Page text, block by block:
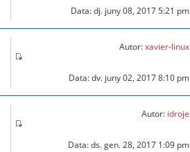
Data: dj. juny 08, 2017 5:21 pm
Autor:xavier-linux
Data: dv. juny 02, 2017 8:10 pm
Autor: idroje
Data: ds. gen. 28, 2017 1:09 pm